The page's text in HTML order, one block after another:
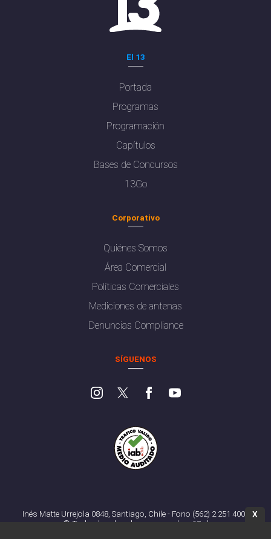
El 13
Portada
Programas
Programación
Capítulos
Bases de Concursos
13Go
Corporativo
Quiénes Somos
Área Comercial
Políticas Comerciales
Mediciones de antenas
Denuncias Compliance
SÍGUENOS
Inés Matte Urrejola 0848, Santiago, Chile - Fono (562) 2 251 4000
© Todos los derechos reservados. 13.cl
X